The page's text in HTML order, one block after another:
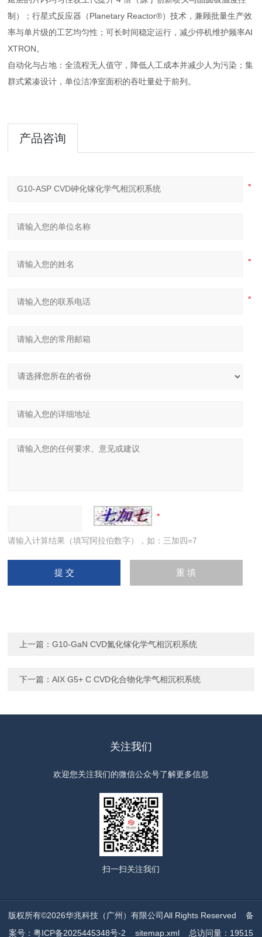
制）；行星式反应器（Planetary Reactor®）技术，兼顾批量生产效
率与单片级的工艺均匀性；可长时间稳定运行，减少停机维护频率AI
XTRON。
自动化与占地：全流程无人值守，降低人工成本并减少人为污染；集
群式紧凑设计，单位洁净室面积的吞吐量处于前列。
产品咨询
请输入计算结果（填写阿拉伯数字），如：三加四=7
上一篇：G10-GaN CVD氮化镓化学气相沉积系统
下一篇：AIX G5+ C CVD化合物化学气相沉积系统
关注我们
欢迎您关注我们的微信公众号了解更多信息
扫一扫关注我们
版权所有©2026华兆科技（广州）有限公司All Rights Reserved 备
案号：粤ICP备2025445348号-2
sitemap.xml总访问量：19515